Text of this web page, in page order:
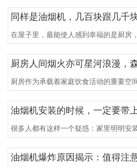
同样是油烟机，几百块跟几千
在屋子里，最能使人感到幸福的是厨房
厨房人间烟火亦可星河浪漫，
厨房作为承载着家庭饮食活动的重要空
油烟机安装的时候，一定要带
很多人都有这样一个疑惑：家里明明安
油烟机爆炸原因揭示：值得注